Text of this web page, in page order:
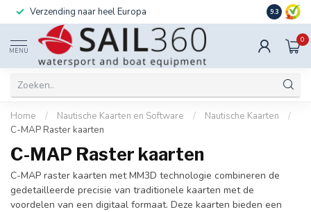
Verzending naar heel Europa Ook
9.3
MENU
0
Home / Nautische Kaarten en Software / Nautische Kaarten
/
C-MAP Raster kaarten
C-MAP Raster kaarten
C-MAP raster kaarten met MM3D technologie combineren de
gedetailleerde precisie van traditionele kaarten met de
voordelen van een digitaal formaat. Deze kaarten bieden een